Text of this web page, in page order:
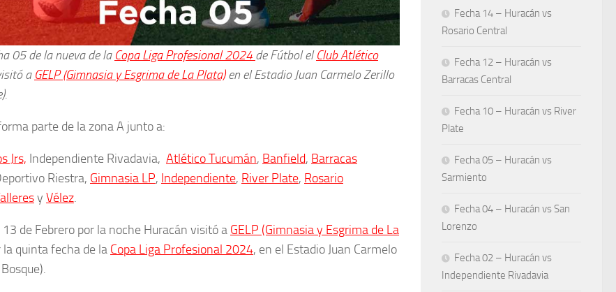
05 de la nueva de la Copa Liga Profesional 2024 de Fútbol elClub Atlético
a GELP (Gimnasia y Esgrima de La Plata)en el Estadio Juan Carmelo Zerillo
parte de la zona A junto a:
Jrs, Independiente Rivadavia, Atlético Tucumán, Banfield, Barracas
Riestra, Gimnasia LP, Independiente, River Plate, Rosario
y Vélez.
de Febrero por la noche Huracán visitó a GELP (Gimnasia y Esgrima de La
la quinta fecha de la Copa Liga Profesional 2024, en el Estadio Juan Carmelo
Fecha 14 – Huracán vs
Rosario Central
Fecha 12 – Huracán vs
Barracas Central
Fecha 10 – Huracán vs River
Plate
Fecha 05 – Huracán vs
Sarmiento
Fecha 04 – Huracán vs San
Lorenzo
Fecha 02 – Huracán vs
Independiente Rivadavia